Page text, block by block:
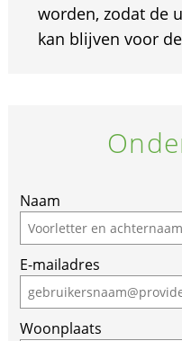
worden, zodat de
kan blijven voor
If
you
are
a
human,
ignore
this
Naam
E-mailadres
Woonplaats